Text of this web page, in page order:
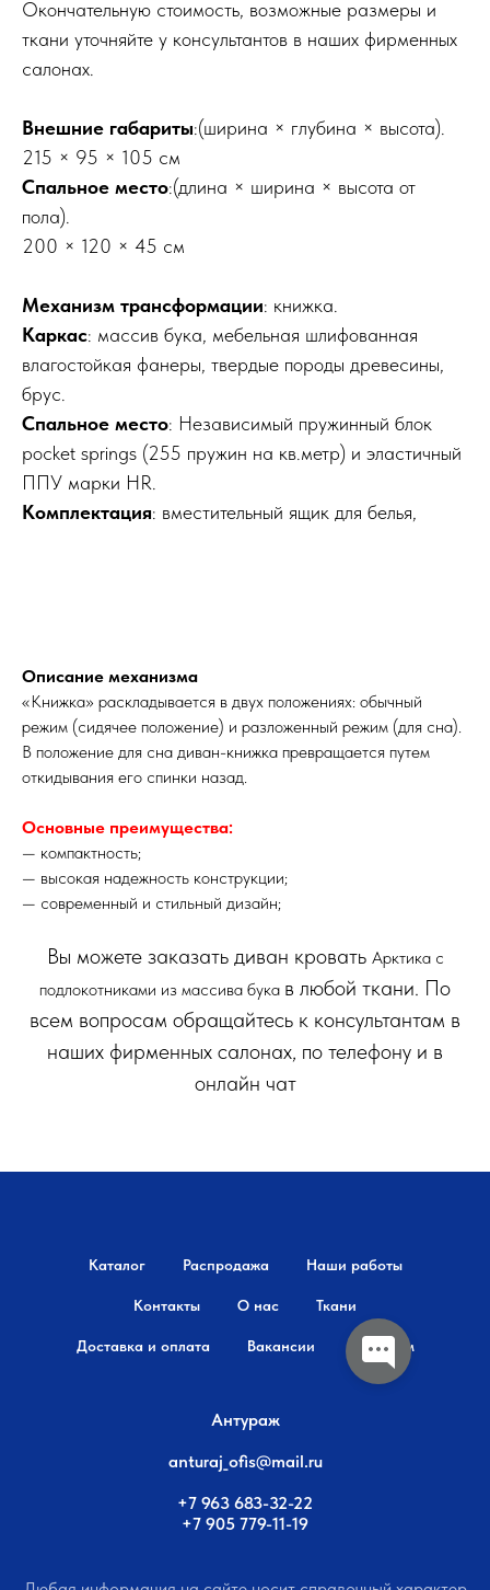
Окончательную стоимость, возможные размеры и
ткани уточняйте у консультантов в наших фирменных
салонах.
Внешние габариты:(ширина × глубина × высота).
215 × 95 × 105 см
Спальное место:(длина × ширина × высота от
пола).
200 × 120 × 45 см
Механизм трансформации: книжка.
Каркас: массив бука, мебельная шлифованная
влагостойкая фанеры, твердые породы древесины,
брус.
Спальное место: Независимый пружинный блок
pocket springs (255 пружин на кв.метр) и эластичный
ППУ марки HR.
Комплектация: вместительный ящик для белья,
Описание механизма
«Книжка» раскладывается в двух положениях: обычный
режим (сидячее положение) и разложенный режим (для сна).
В положение для сна диван-книжка превращается путем
откидывания его спинки назад.
Основные преимущества:
— компактность;
— высокая надежность конструкции;
— современный и стильный дизайн;
Вы можете заказать диван кровать Арктика с
подлокотниками из массива бука в любой ткани. По
всем вопросам обращайтесь к консультантам в
наших фирменных салонах, по телефону и в
онлайн чат
Каталог Распродажа Наши работы
Контакты О нас Ткани
Доставка и оплата Вакансии Дилерам
Антураж
anturaj_ofis@mail.ru
+7 963 683-32-22
+7 905 779-11-19